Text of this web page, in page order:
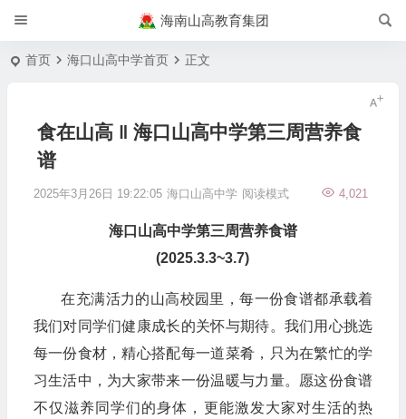
海南山高教育集团
首页 海口山高中学首页 正文
食在山高 ‖ 海口山高中学第三周营养食
谱
2025年3月26日 19:22:05 海口山高中学 4,021
阅读模式
海口山高中学第三周营养食谱
(2025.3.3~3.7)
在充满活力的山高校园里，每一份食谱都承载着
我们对同学们健康成长的关怀与期待。我们用心挑选
每一份食材，精心搭配每一道菜肴，只为在繁忙的学
习生活中，为大家带来一份温暖与力量。愿这份食谱
不仅滋养同学们的身体，更能激发大家对生活的热